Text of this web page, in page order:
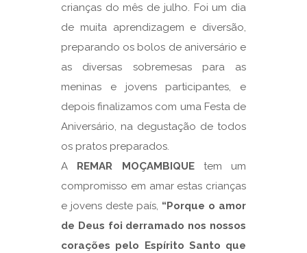
crianças do mês de julho. Foi um dia
de muita aprendizagem e diversão,
preparando os bolos de aniversário e
as diversas sobremesas para as
meninas e jovens participantes, e
depois finalizamos com uma Festa de
Aniversário, na degustação de todos
os pratos preparados.
A REMAR MOÇAMBIQUEtem um
compromisso em amar estas crianças
e jovens deste país, “Porque o amor
de Deus foi derramado nos nossos
corações pelo Espírito Santo que